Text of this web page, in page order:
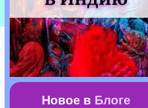
Новое в Блоге